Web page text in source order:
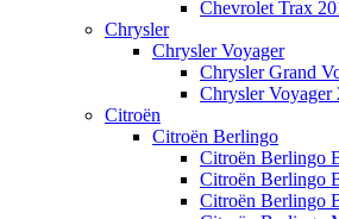
Chevrolet Trax
Chrysler
Chrysler Voyager
Chrysler Grand
Chrysler Voyager
Citroën
Citroën Berlingo
Citroën Berlingo
Citroën Berlingo
Citroën Berlingo